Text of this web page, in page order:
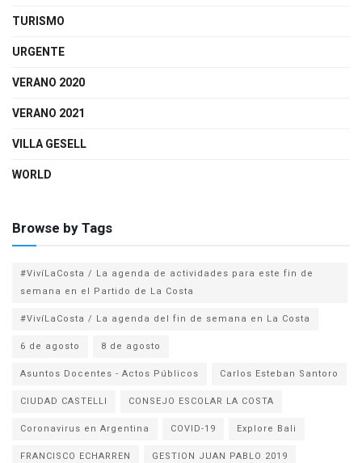
TURISMO
URGENTE
VERANO 2020
VERANO 2021
VILLA GESELL
WORLD
Browse by Tags
#VivíLaCosta / La agenda de actividades para este fin de
semana en el Partido de La Costa
#VivíLaCosta / La agenda del fin de semana en La Costa
6 de agosto
8 de agosto
Asuntos Docentes - Actos Públicos
Carlos Esteban Santoro
CIUDAD CASTELLI
CONSEJO ESCOLAR LA COSTA
Coronavirus en Argentina
COVID-19
Explore Bali
FRANCISCO ECHARREN
GESTION JUAN PABLO 2019